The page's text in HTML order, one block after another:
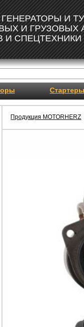
ГЕНЕРАТОРЫ И
И ГРУЗОВЫХ
И СПЕЦТЕХНИКИ
Стартеры
Продукция MOTORHERZ